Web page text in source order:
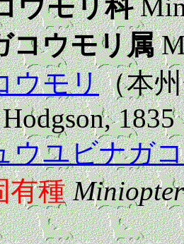
ウモリ科
コウモリ属
ウモリ（本
1835
ウユビナガ
有種